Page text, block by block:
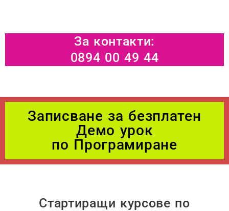
За контакти:
0894 00 49 44
Записване за безплатен
Демо урок
по Програмиране
Стартиращи курсове по